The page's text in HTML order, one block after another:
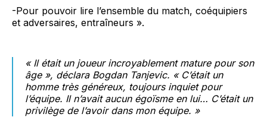
-Pour pouvoir lire l’ensemble du match, coéquipiers
et adversaires, entraîneurs ».
« Il était un joueur incroyablement mature pour son
âge », déclara Bogdan Tanjevic. « C’était un
homme très généreux, toujours inquiet pour
l’équipe. Il n’avait aucun égoïsme en lui… C’était un
privilège de l’avoir dans mon équipe. »